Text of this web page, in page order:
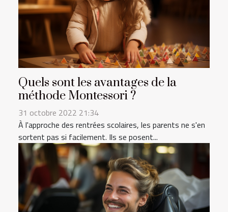
Quels sont les avantages de la
méthode Montessori ?
31 octobre 2022 21:34
À l'approche des rentrées scolaires, les parents ne s'en
sortent pas si facilement. Ils se posent...